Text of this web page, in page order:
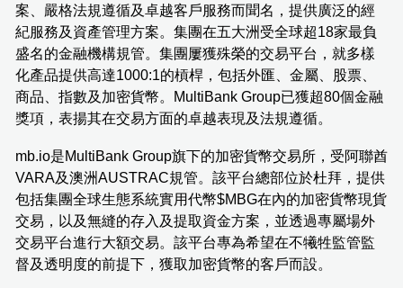
案、嚴格法規遵循及卓越客戶服務而聞名，提供廣泛的經
紀服務及資產管理方案。集團在五大洲受全球超18家最負
盛名的金融機構規管。集團屢獲殊榮的交易平台，就多樣
化產品提供高達1000:1的槓桿，包括外匯、金屬、股票、
商品、指數及加密貨幣。MultiBank Group已獲超80個金融
獎項，表揚其在交易方面的卓越表現及法規遵循。
mb.io是MultiBank Group旗下的加密貨幣交易所，受阿聯酋
VARA及澳洲AUSTRAC規管。該平台總部位於杜拜，提供
包括集團全球生態系統實用代幣$MBG在內的加密貨幣現貨
交易，以及無縫的存入及提取資金方案，並透過專屬場外
交易平台進行大額交易。該平台專為希望在不犧牲監管監
督及透明度的前提下，獲取加密貨幣的客戶而設。